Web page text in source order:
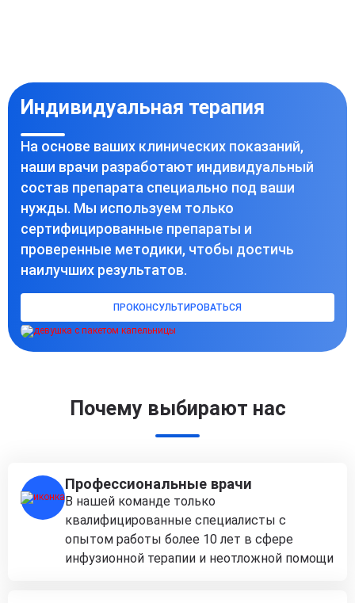
Индивидуальная терапия
На основе ваших клинических показаний,
наши врачи разработают индивидуальный
состав препарата специально под ваши
нужды. Мы используем только
сертифицированные препараты и
проверенные методики, чтобы достичь
наилучших результатов.
ПРОКОНСУЛЬТИРОВАТЬСЯ
Почему выбирают нас
Профессиональные врачи
В нашей команде только
квалифицированные специалисты с
опытом работы более 10 лет в сфере
инфузионной терапии и неотложной помощи